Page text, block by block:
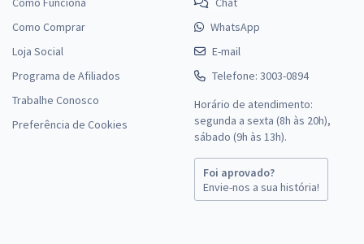
Como Comprar
Loja Social
Programa de Afiliados
Trabalhe Conosco
Preferência de Cookies
WhatsApp
E-mail
Telefone: 3003-0894
Horário de atendimento:
segunda a sexta (8h às 20h),
sábado (9h às 13h).
Foi aprovado?
Envie-nos a sua história!